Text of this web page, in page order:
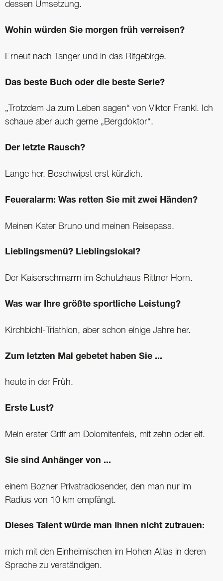
dessen Umsetzung.
Wohin würden Sie morgen früh verreisen?
Erneut nach Tanger und in das Rifgebirge.
Das beste Buch oder die beste Serie?
„Trotzdem Ja zum Leben sagen“ von Viktor Frankl. Ich
schaue aber auch gerne „Bergdoktor“.
Der letzte Rausch?
Lange her. Beschwipst erst kürzlich.
Feueralarm: Was retten Sie mit zwei Händen?
Meinen Kater Bruno und meinen Reisepass.
Lieblingsmenü? Lieblingslokal?
Der Kaiserschmarrn im Schutzhaus Rittner Horn.
Was war Ihre größte sportliche Leistung?
Kirchbichl-Triathlon, aber schon einige Jahre her.
Zum letzten Mal gebetet haben Sie ...
heute in der Früh.
Erste Lust?
Mein erster Griff am Dolomitenfels, mit zehn oder elf.
Sie sind Anhänger von ...
einem Bozner Privatradiosender, den man nur im
Radius von 10 km empfängt.
Dieses Talent würde man Ihnen nicht zutrauen:
mich mit den Einheimischen im Hohen Atlas in deren
Sprache zu verständigen.